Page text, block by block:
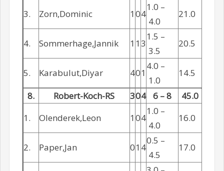
3. Zorn,Dominic 104
1.0 –
4.0
21.0
4. Sommerhage,Jannik 1 13
1.5 –
3.5
20.5
5. Karabulut,Diyar 401
4.0 –
1.0
14.5
8.
Robert-Koch-RS 304 6 – 8
45.0
1.
Olenderek,Leon 104
1.0 –
4.0
16.0
2. Paper,Jan 01 4
0.5 –
4.5
17.0